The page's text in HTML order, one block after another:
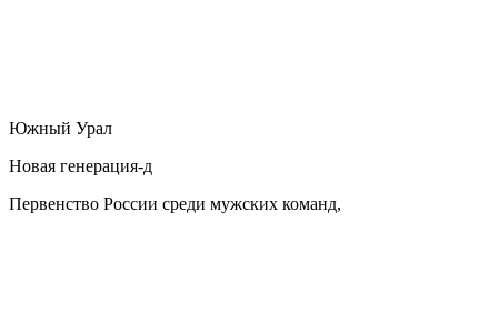
Южный Урал
Новая генерация-д
Первенство России среди мужских команд,